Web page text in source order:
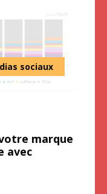
sociaux
marque
avec